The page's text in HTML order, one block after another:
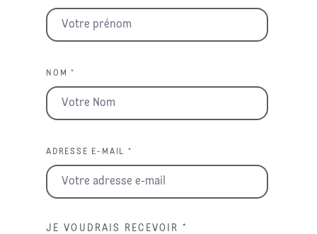
NOM *
ADRESSE E-MAIL *
JE VOUDRAIS RECEVOIR *